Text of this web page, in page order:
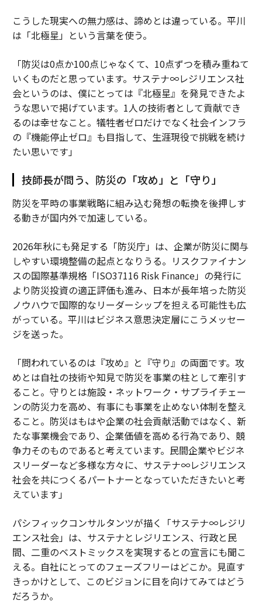
こうした現実への無力感は、諦めとは違っている。平川
は「北極星」という言葉を使う。
「防災は0点か100点じゃなくて、10点ずつを積み重ねて
いくものだと思っています。サステナ∞レジリエンス社
会というのは、僕にとっては『北極星』を発見できたよ
うな思いで掲げています。1人の技術者として貢献でき
るのは幸せなこと。犠牲者ゼロだけでなく社会インフラ
の『機能停止ゼロ』も目指して、生涯現役で挑戦を続け
たい思いです」
技師長が問う、防災の「攻め」と「守り」
防災を平時の事業戦略に組み込む発想の転換を後押しす
る動きが国内外で加速している。
2026年秋にも発足する「防災庁」は、企業が防災に関与
しやすい環境整備の起点となりうる。リスクファイナン
スの国際基準規格「ISO37116 Risk Finance」の発行に
より防災投資の適正評価も進み、日本が長年培った防災
ノウハウで国際的なリーダーシップを担える可能性も広
がっている。平川はビジネス意思決定層にこうメッセー
ジを送った。
「問われているのは『攻め』と『守り』の両面です。攻
めとは自社の技術や知見で防災を事業の柱として牽引す
ること。守りとは施設・ネットワーク・サプライチェー
ンの防災力を高め、有事にも事業を止めない体制を整え
ること。防災はもはや企業の社会貢献活動ではなく、新
たな事業機会であり、企業価値を高める行為であり、競
争力そのものであると考えています。民間企業やビジネ
スリーダーなど多様な方々に、サステナ∞レジリエンス
社会を共につくるパートナーとなっていただきたいと考
えています」
パシフィックコンサルタンツが描く「サステナ∞レジリ
エンス社会」は、サステナとレジリエンス、行政と民
間、二重のベストミックスを実現するとの宣言にも聞こ
える。自社にとってのフェーズフリーはどこか。見直す
きっかけとして、このビジョンに目を向けてみてはどう
だろうか。